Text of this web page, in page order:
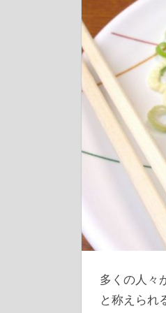
多くの人々
と称えられ